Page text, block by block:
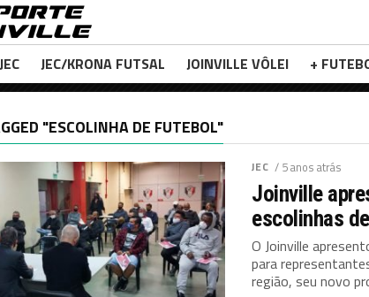
JEC JEC/KRONA FUTSAL JOINVILLE VÔLEI +
"ESCOLINHA DE FUTEBOL"
JEC / 5 anos atrás
Joinville
escolinhas
O Joinville
para
região, seu novo